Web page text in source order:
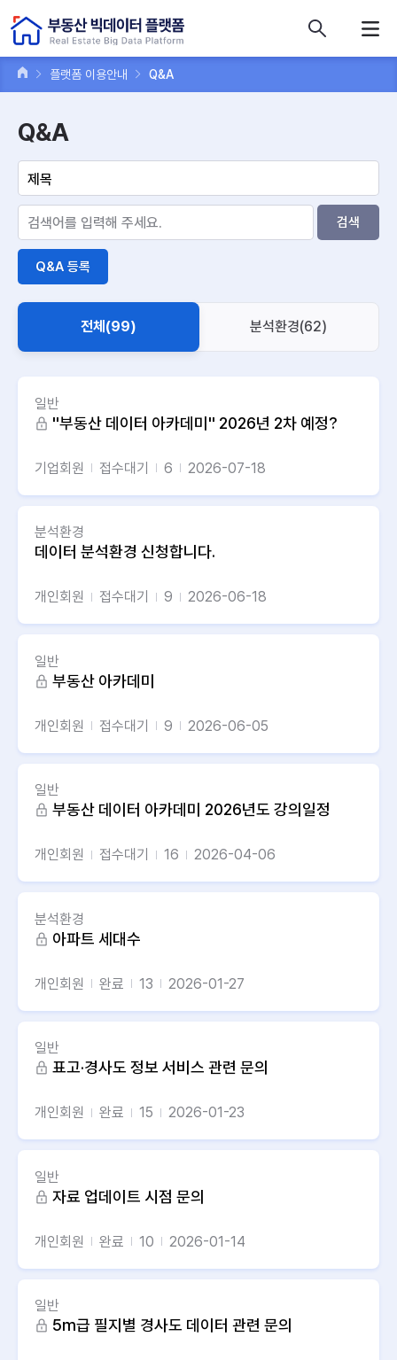
플랫폼 이용안내 Q&A
Q&A
검색
Q&A 등록
전체(99) 분석환경(62)
일반
''부동산 데이터 아카데미'' 2026년 2차 예정?
기업회원 접수대기 6 2026-07-18
분석환경
데이터 분석환경 신청합니다.
개인회원 접수대기 9 2026-06-18
일반
부동산 아카데미
개인회원 접수대기 9 2026-06-05
일반
부동산 데이터 아카데미 2026년도 강의일정
개인회원 접수대기 16 2026-04-06
분석환경
아파트 세대수
개인회원 완료 13 2026-01-27
일반
표고·경사도 정보 서비스 관련 문의
개인회원 완료 15 2026-01-23
일반
자료 업데이트 시점 문의
개인회원 완료 10 2026-01-14
일반
5m급 필지별 경사도 데이터 관련 문의